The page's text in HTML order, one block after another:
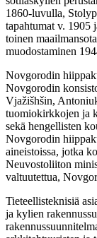
1860-luvulla,
tapahtumat v.
toinen
muodostaminen
Novgorodin
Novgorodin
Vjažišhšin,
tuomiokirkkojen ja
sekä hengellisten
Novgorodin
aineistoissa, jotka
Neuvostoliiton
valtuutettua,
Tieteellisteknisiä
ja kylien